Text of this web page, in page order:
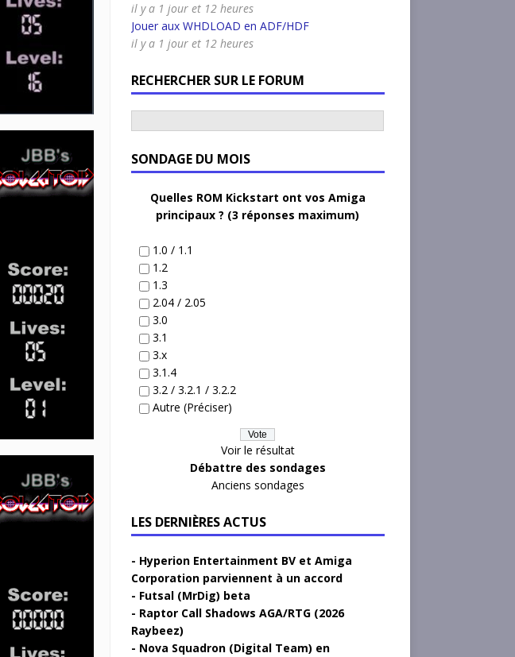
il y a 1 jour et 12 heures
Jouer aux WHDLOAD en ADF/HDF
il y a 1 jour et 12 heures
RECHERCHER SUR LE FORUM
SONDAGE DU MOIS
Quelles ROM Kickstart ont vos Amiga
principaux ? (3 réponses maximum)
1.0 / 1.1
1.2
1.3
2.04 / 2.05
3.0
3.1
3.x
3.1.4
3.2 / 3.2.1 / 3.2.2
Autre (Préciser)
Voir le résultat
Débattre des sondages
Anciens sondages
LES DERNIÈRES ACTUS
Hyperion Entertainment BV et Amiga
Corporation parviennent à un accord
Futsal (MrDig) beta
Raptor Call Shadows AGA/RTG (2026
Raybeez)
Nova Squadron (Digital Team) en